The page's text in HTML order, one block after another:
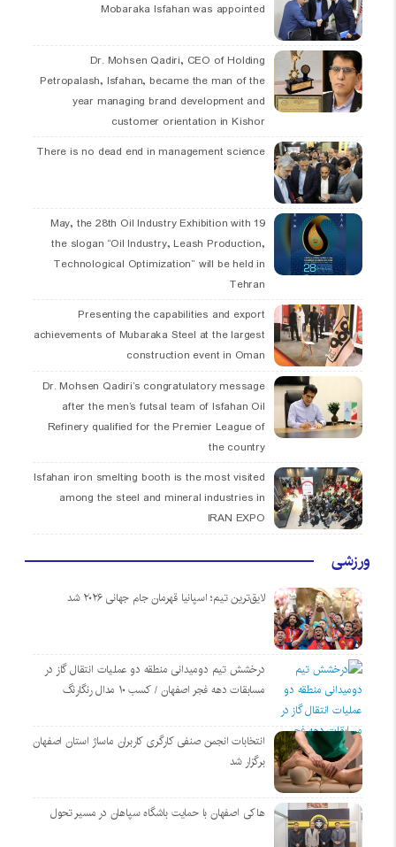
Mobaraka Isfahan was appointed
Dr. Mohsen Qadiri, CEO of Holding
Petropalash, Isfahan, became the man of the
year managing brand development and
customer orientation in Kishor
There is no dead end in management science
19 May, the 28th Oil Industry Exhibition with
the slogan “Oil Industry, Leash Production,
Technological Optimization” will be held in
Tehran
Presenting the capabilities and export
achievements of Mubaraka Steel at the largest
construction event in Oman
Dr. Mohsen Qadiri’s congratulatory message
after the men’s futsal team of Isfahan Oil
Refinery qualified for the Premier League of
the country
Isfahan iron smelting booth is the most visited
among the steel and mineral industries in
IRAN EXPO
ورزشی
لایق‌ترین تیم؛ اسپانیا قهرمان جام جهانی ۲۰۲۶ شد
درخشش تیم دومیدانی منطقه دو عملیات انتقال گاز در
مسابقات دهه فجر اصفهان / کسب ۱۰ مدال رنگارنگ
انتخابات انجمن صنفی کارگری کاربران ماساژ استان اصفهان
برگزار شد
هاکی اصفهان با حمایت باشگاه سپاهان در مسیر تحول